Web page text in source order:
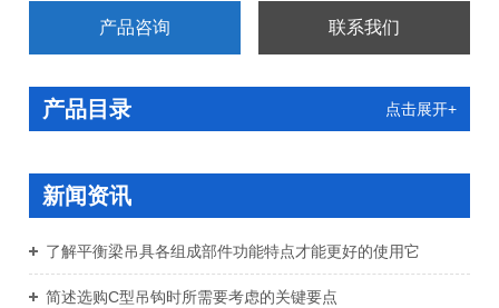
产品咨询 联系我们
产品目录 点击展开+
新闻资讯
了解平衡梁吊具各组成部件功能特点才能更好的使用它
简述选购C型吊钩时所需要考虑的关键要点